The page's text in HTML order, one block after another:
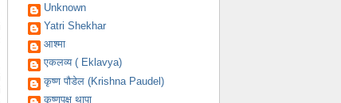
Unknown
Yatri Shekhar
आश्मा
एकलव्य ( Eklavya)
कृष्ण पौडेल (Krishna Paudel)
कृष्णपक्ष थापा